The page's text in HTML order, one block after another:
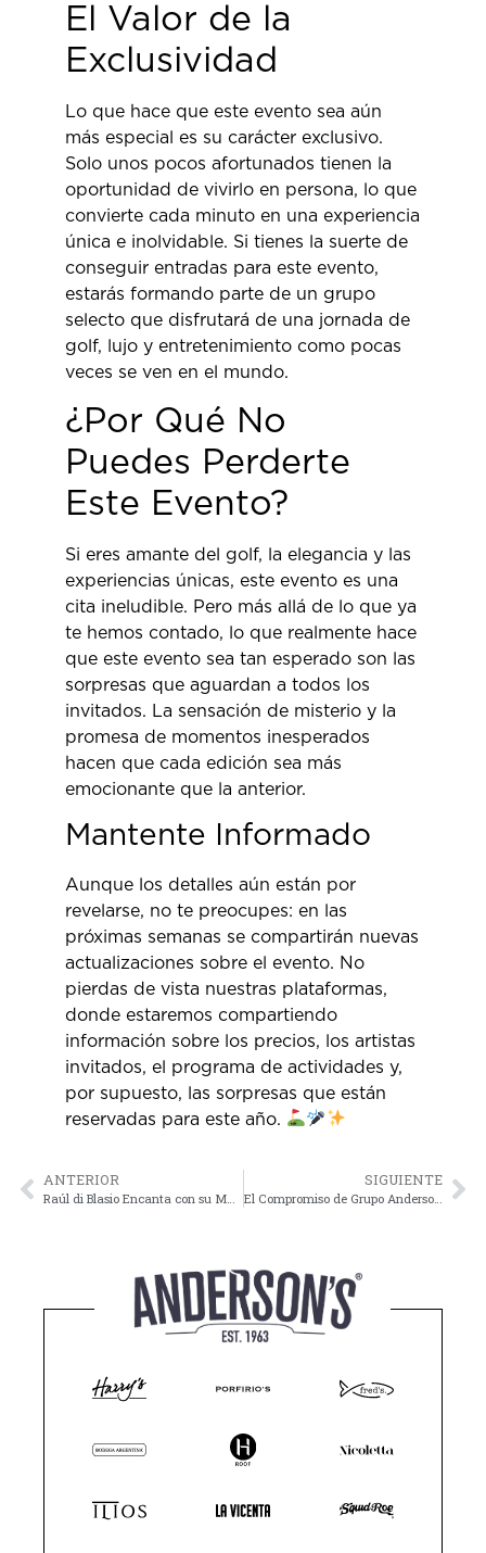
El Valor de la
Exclusividad
Lo que hace que este evento sea aún
más especial es su carácter exclusivo.
Solo unos pocos afortunados tienen la
oportunidad de vivirlo en persona, lo que
convierte cada minuto en una experiencia
única e inolvidable. Si tienes la suerte de
conseguir entradas para este evento,
estarás formando parte de un grupo
selecto que disfrutará de una jornada de
golf, lujo y entretenimiento como pocas
veces se ven en el mundo.
¿Por Qué No
Puedes Perderte
Este Evento?
Si eres amante del golf, la elegancia y las
experiencias únicas, este evento es una
cita ineludible. Pero más allá de lo que ya
te hemos contado, lo que realmente hace
que este evento sea tan esperado son las
sorpresas que aguardan a todos los
invitados. La sensación de misterio y la
promesa de momentos inesperados
hacen que cada edición sea más
emocionante que la anterior.
Mantente Informado
Aunque los detalles aún están por
revelarse, no te preocupes: en las
próximas semanas se compartirán nuevas
actualizaciones sobre el evento. No
pierdas de vista nuestras plataformas,
donde estaremos compartiendo
información sobre los precios, los artistas
invitados, el programa de actividades y,
por supuesto, las sorpresas que están
reservadas para este año.
ANTERIOR
Raúl di Blasio Encanta con su Música en Vivo en Harry’s Piano Bar
SIGUIENTE
El Compromiso de Grupo Anderson’s con los Huevos Libres de Jaula